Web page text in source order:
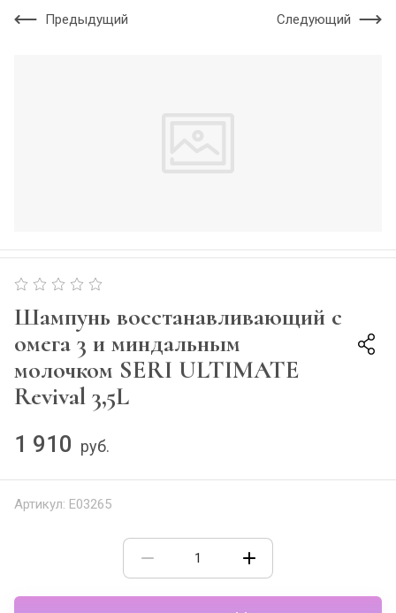
Предыдущий Следующий
Шампунь восстанавливающий с
омега 3 и миндальным
молочком SERI ULTIMATE
Revival 3,5L
1 910 руб.
Артикул: E03265